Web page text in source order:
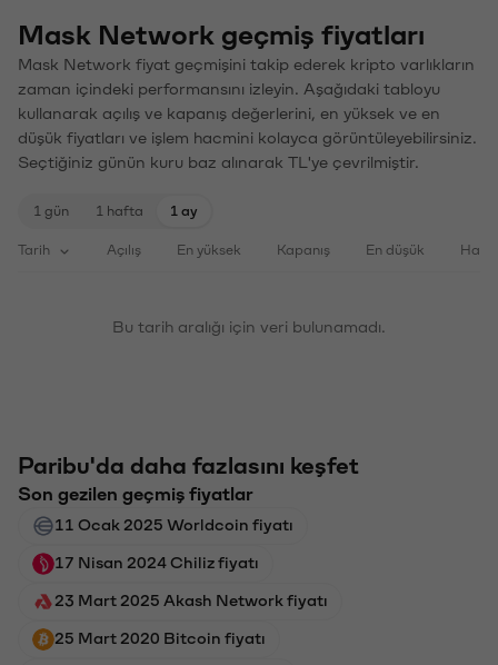
Mask Network geçmiş fiyatları
Mask Network fiyat geçmişini takip ederek kripto varlıkların
zaman içindeki performansını izleyin. Aşağıdaki tabloyu
kullanarak açılış ve kapanış değerlerini, en yüksek ve en
düşük fiyatları ve işlem hacmini kolayca görüntüleyebilirsiniz.
Seçtiğiniz günün kuru baz alınarak TL'ye çevrilmiştir.
1 gün 1 hafta 1 ay
Tarih Açılış En yüksek Kapanış En düşük
Bu tarih aralığı için veri bulunamadı.
Paribu'da daha fazlasını keşfet
Son gezilen geçmiş fiyatlar
11 Ocak 2025 Worldcoin fiyatı
17 Nisan 2024 Chiliz fiyatı
23 Mart 2025 Akash Network fiyatı
25 Mart 2020 Bitcoin fiyatı